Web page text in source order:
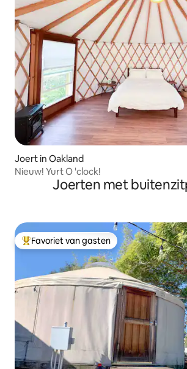
Joert in Oakland
Nieuw! Yurt O 'clock!
Joerten met
Topfavoriet van gasten
Favoriet van gasten